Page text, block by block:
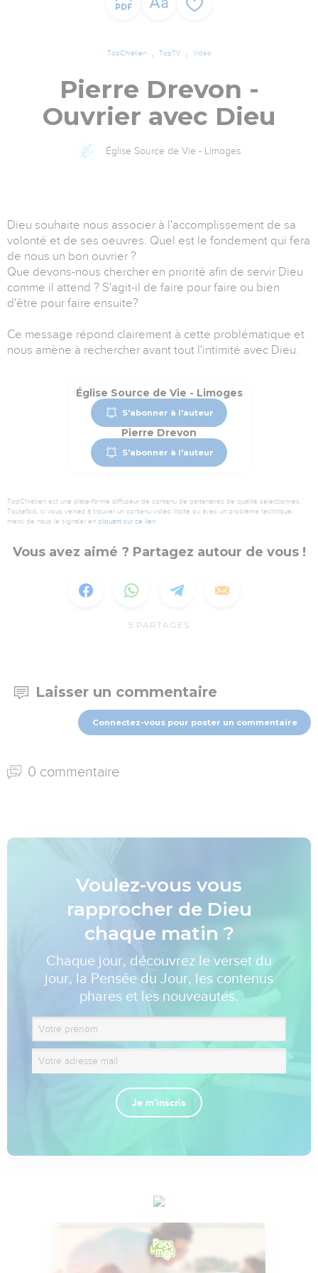
TopChrétien TopTV Vidéo
Pierre Drevon -
Ouvrier avec Dieu
Église Source de Vie - Limoges
Dieu souhaite nous associer à l'accomplissement de sa
volonté et de ses oeuvres. Quel est le fondement qui fera
de nous un bon ouvrier ?
Que devons-nous chercher en priorité afin de servir Dieu
comme il attend ? S'agit-il de faire pour faire ou bien
d'être pour faire ensuite?
Ce message répond clairement à cette problématique et
nous amène à rechercher avant tout l'intimité avec Dieu.
Église Source de Vie - Limoges
S'abonner à l'auteur
Pierre Drevon
S'abonner à l'auteur
TopChrétien est une plate-forme diffuseur de contenu de partenaires de qualité sélectionnés.
Toutefois, si vous veniez à trouver un contenu vidéo illicite ou avec un problème technique,
merci de nous le signaler en cliquant sur ce lien.
Vous avez aimé ? Partagez autour de vous !
5 PARTAGES
Laisser un commentaire
Connectez-vous pour poster un commentaire
0 commentaire
Voulez-vous vous
rapprocher de Dieu
chaque matin ?
Chaque jour, découvrez le verset du
jour, la Pensée du Jour, les contenus
phares et les nouveautés.
Je m'inscris